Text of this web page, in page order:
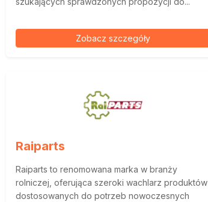
Zobacz szczegóły
Raiparts
Raiparts to renomowana marka w branży
rolniczej, oferująca szeroki wachlarz produktów
dostosowanych do potrzeb nowoczesnych